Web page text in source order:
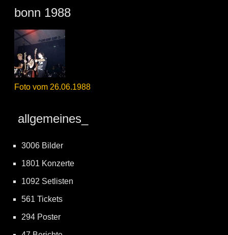
bonn 1988
Foto vom 26.06.1988
allgemeines_
3006 Bilder
1801 Konzerte
1092 Setlisten
561 Tickets
294 Poster